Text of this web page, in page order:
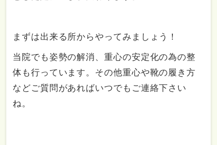
まずは出来る所からやってみましょう！
当院でも姿勢の解消、重心の安定化の為の整
体も行っています。その他重心や靴の履き方
などご質問があればいつでもご連絡下さい
ね。